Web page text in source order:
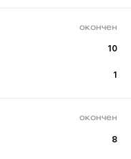
окончен
10
1
окончен
8